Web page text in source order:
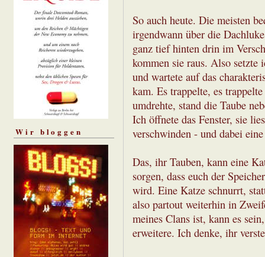
Wir bloggen
So auch heute. Die meisten
irgendwann über die
ganz tief hinten drin im
kommen sie raus. Also setzte
und wartete auf das
kam. Es trappelte, es
umdrehte, stand die Taube
Ich öffnete das Fenster, sie
verschwinden - und dabei
Das, ihr Tauben, kann eine
sorgen, dass euch der
wird. Eine Katze schnurrt,
also partout weiterhin in
meines Clans ist, kann es
erweitere. Ich denke, ihr